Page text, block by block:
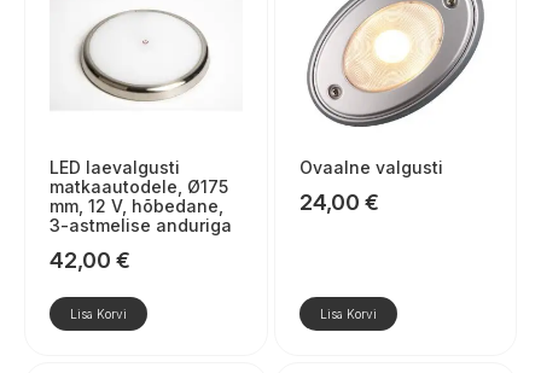
LED laevalgusti
matkaautodele, Ø175
mm, 12 V, hõbedane,
3-astmelise anduriga
42,00 €
Lisa Korvi
Ovaalne valgusti
24,00 €
Lisa Korvi